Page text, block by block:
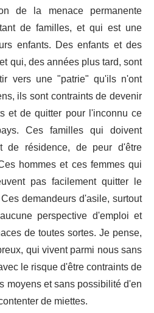
de la menace permanente
de familles, et qui est une
enfants. Des enfants et des
qui, des années plus tard, sont
vers une "patrie" qu'ils n'ont
ils sont contraints de devenir
et de quitter pour l'inconnu ce
Ces familles qui doivent
de résidence, de peur d'être
hommes et ces femmes qui
pas facilement quitter le
demandeurs d'asile, surtout
perspective d'emploi et
de toutes sortes. Je pense,
qui vivent parmi nous sans
le risque d'être contraints de
moyens et sans possibilité d'en
de miettes.